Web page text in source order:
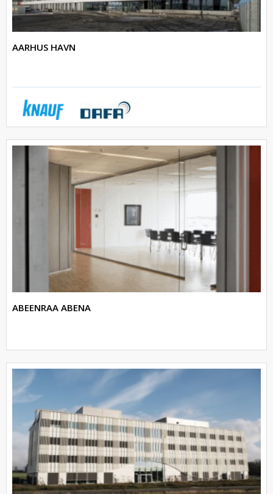
AARHUS HAVN
ABEENRAA ABENA